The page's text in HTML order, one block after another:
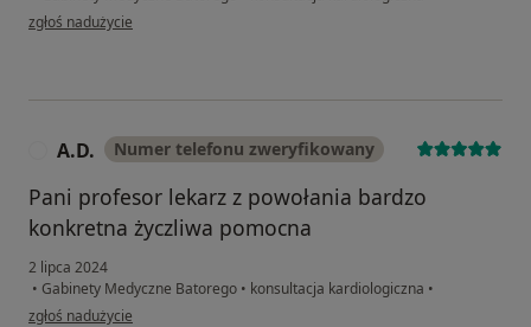
w opinii użytkownika Jerzy
zgłoś nadużycie
A.D. Numer telefonu zweryfikowany
Pani profesor lekarz z powołania bardzo
konkretna życzliwa pomocna
2 lipca 2024
• Gabinety Medyczne Batorego • konsultacja kardiologiczna •
w opinii użytkownika A.D.
zgłoś nadużycie